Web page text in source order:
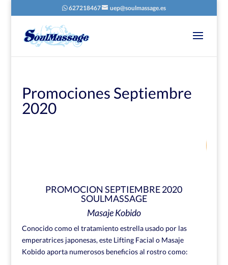
627218467 uep@soulmassage.es
Promociones Septiembre
2020
PROMOCION SEPTIEMBRE 2020
SOULMASSAGE
Masaje Kobido
Conocido como el tratamiento estrella usado por las
emperatrices japonesas, este Lifting Facial o Masaje
Kobido aporta numerosos beneficios al rostro como: